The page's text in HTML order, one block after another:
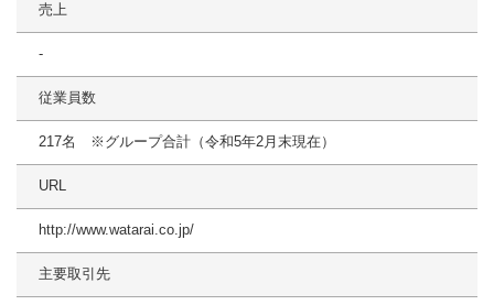
売上
-
従業員数
217名 ※グループ合計（令和5年2月末現在）
URL
http://www.watarai.co.jp/
主要取引先